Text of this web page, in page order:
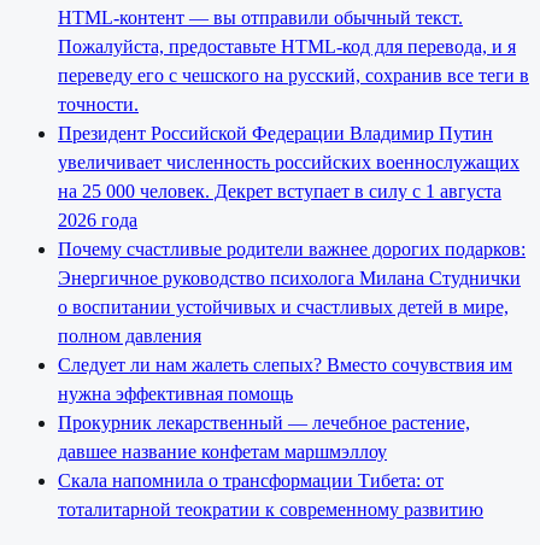
HTML-контент — вы отправили обычный текст.
Пожалуйста, предоставьте HTML-код для перевода, и я
переведу его с чешского на русский, сохранив все теги в
точности.
Президент Российской Федерации Владимир Путин
увеличивает численность российских военнослужащих
на 25 000 человек. Декрет вступает в силу с 1 августа
2026 года
Почему счастливые родители важнее дорогих подарков:
Энергичное руководство психолога Милана Студнички
о воспитании устойчивых и счастливых детей в мире,
полном давления
Следует ли нам жалеть слепых? Вместо сочувствия им
нужна эффективная помощь
Прокурник лекарственный — лечебное растение,
давшее название конфетам маршмэллоу
Скала напомнила о трансформации Тибета: от
тоталитарной теократии к современному развитию